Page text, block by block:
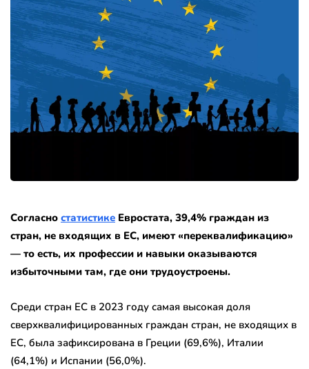
Согласно статистике Евростата, 39,4% граждан из
стран, не входящих в ЕС, имеют «переквалификацию»
— то есть, их профессии и навыки оказываются
избыточными там, где они трудоустроены.
Среди стран ЕС в 2023 году самая высокая доля
сверхквалифицированных граждан стран, не входящих в
ЕС, была зафиксирована в Греции (69,6%), Италии
(64,1%) и Испании (56,0%).